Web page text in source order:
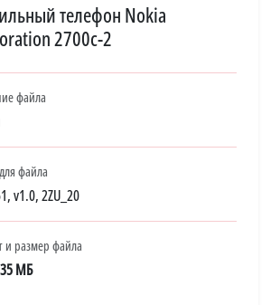
телефон Nokia
2700c-2
файла
файла
v1.0, 2ZU_20
и размер файла
МБ